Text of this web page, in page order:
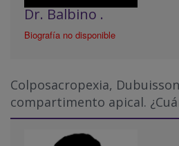
Dr. Balbino .
Biografía no disponible
Colposacropexia,
compartimento apical.